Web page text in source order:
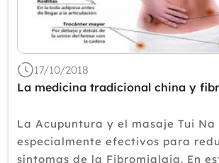
17/10/2018
La medicina tradicional china y
La Acupuntura y el masaje Tui Na
especialmente efectivos para
síntomas de la Fibromialgia. En